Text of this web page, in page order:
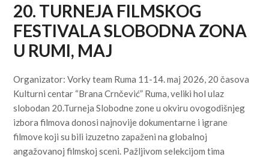
20. TURNEJA FILMSKOG
FESTIVALA SLOBODNA ZONA
U RUMI, MAJ
Organizator: Vorky team Ruma 11-14. maj 2026, 20 časova
Kulturni centar “Brana Crnčević” Ruma, veliki hol ulaz
slobodan 20.Turneja Slobodne zone u okviru ovogodišnjeg
izbora filmova donosi najnovije dokumentarne i igrane
filmove koji su bili izuzetno zapaženi na globalnoj
angažovanoj filmskoj sceni. Pažljivom selekcijom tima